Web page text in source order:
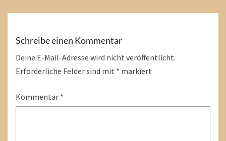
Schreibe einen Kommentar
Deine E-Mail-Adresse wird nicht veröffentlicht.
Erforderliche Felder sind mit * markiert
Kommentar *